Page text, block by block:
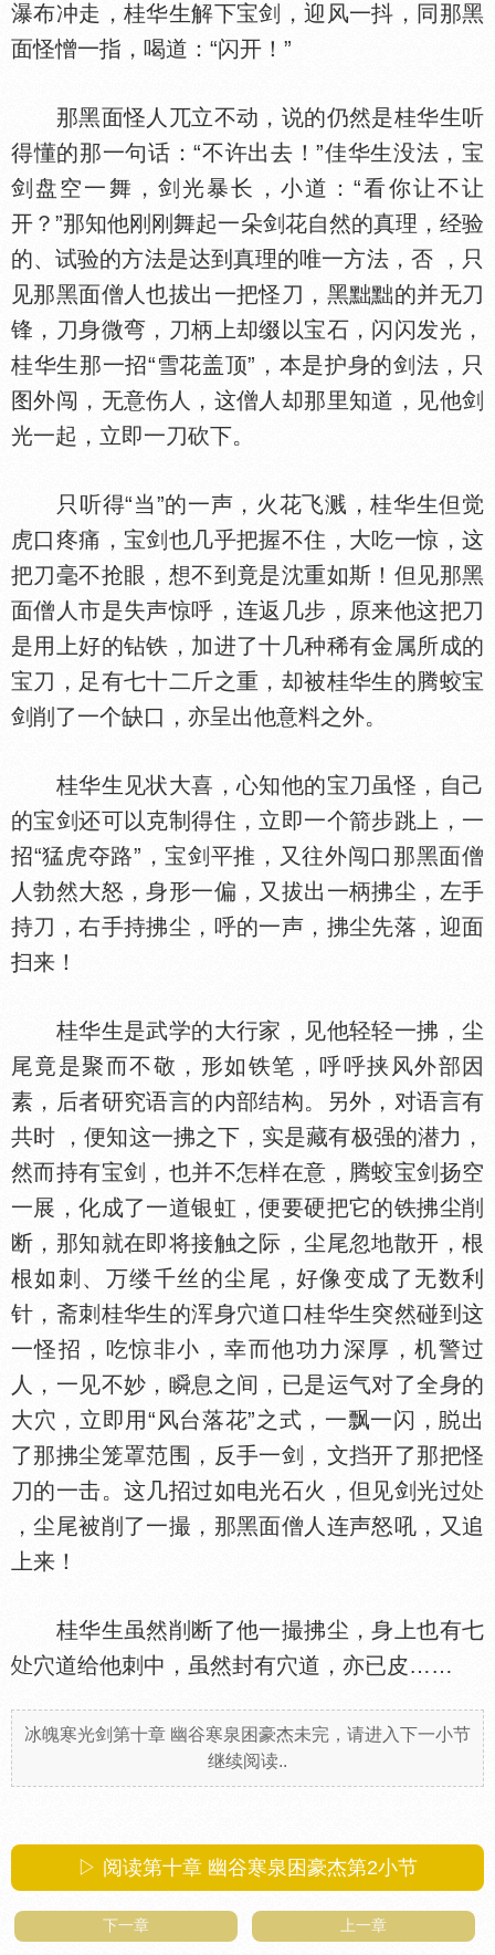
瀑布冲走，桂华生解下宝剑，迎风一抖，同那黑
面怪憎一指，喝道：“闪开！”
那黑面怪人兀立不动，说的仍然是桂华生听
得懂的那一句话：“不许出去！”佳华生没法，宝
剑盘空一舞，剑光暴长，小道：“看你让不让
开？”那知他刚刚舞起一朵剑花自然的真理，经验
的、试验的方法是达到真理的唯一方法，否 ，只
见那黑面僧人也拔出一把怪刀，黑黜黜的并无刀
锋，刀身微弯，刀柄上却缀以宝石，闪闪发光，
桂华生那一招“雪花盖顶”，本是护身的剑法，只
图外闯，无意伤人，这僧人却那里知道，见他剑
光一起，立即一刀砍下。
只听得“当”的一声，火花飞溅，桂华生但觉
虎口疼痛，宝剑也几乎把握不住，大吃一惊，这
把刀毫不抢眼，想不到竟是沈重如斯！但见那黑
面僧人市是失声惊呼，连返几步，原来他这把刀
是用上好的钻铁，加进了十几种稀有金属所成的
宝刀，足有七十二斤之重，却被桂华生的腾蛟宝
剑削了一个缺口，亦呈出他意料之外。
桂华生见状大喜，心知他的宝刀虽怪，自己
的宝剑还可以克制得住，立即一个箭步跳上，一
招“猛虎夺路”，宝剑平推，又往外闯口那黑面僧
人勃然大怒，身形一偏，又拔出一柄拂尘，左手
持刀，右手持拂尘，呼的一声，拂尘先落，迎面
扫来！
桂华生是武学的大行家，见他轻轻一拂，尘
尾竟是聚而不敬，形如铁笔，呼呼挟风外部因
素，后者研究语言的内部结构。另外，对语言有
共时 ，便知这一拂之下，实是藏有极强的潜力，
然而持有宝剑，也并不怎样在意，腾蛟宝剑扬空
一展，化成了一道银虹，便要硬把它的铁拂尘削
断，那知就在即将接触之际，尘尾忽地散开，根
根如刺、万缕千丝的尘尾，好像变成了无数利
针，斋刺桂华生的浑身穴道口桂华生突然碰到这
一怪招，吃惊非小，幸而他功力深厚，机警过
人，一见不妙，瞬息之间，已是运气对了全身的
大穴，立即用“风台落花”之式，一飘一闪，
出
了那拂尘笼罩范围，反手一剑，文挡开了那把怪
刀的一击。这几招过如电光石火，但见剑光过
，尘尾被削了一撮，那黑面僧人连声怒吼，又追
上来！
桂华生虽然削断了他一撮拂尘，身上也有七
穴道给他刺中，虽然封有穴道，亦已皮……
冰魄寒光剑第十章 幽谷寒泉困豪杰未完，请进入下一小节
继续阅读..
▷ 阅读第十章 幽谷寒泉困豪杰第2小节
下一章 上一章